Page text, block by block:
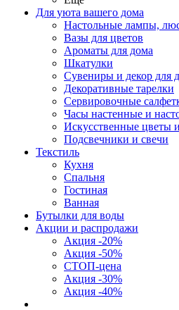
Для уюта вашего дома
Настольные лампы,
Вазы для цветов
Ароматы для дома
Шкатулки
Сувениры и декор для
Декоративные тарелки
Сервировочные
Часы настенные и
Искусственные цветы
Подсвечники и свечи
Текстиль
Кухня
Спальня
Гостиная
Ванная
Бутылки для воды
Акции и распродажи
Акция -20%
Акция -50%
СТОП-цена
Акция -30%
Акция -40%